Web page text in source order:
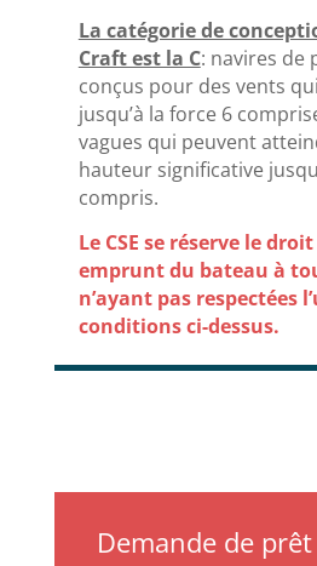
La catégorie de
Craft est la C: navires de
conçus pour des vents
jusqu’à la force 6
vagues qui peuvent
hauteur significative
compris.
Le CSE se réserve le
emprunt du bateau à
n’ayant pas respectées
conditions ci-dessus.
Demande de